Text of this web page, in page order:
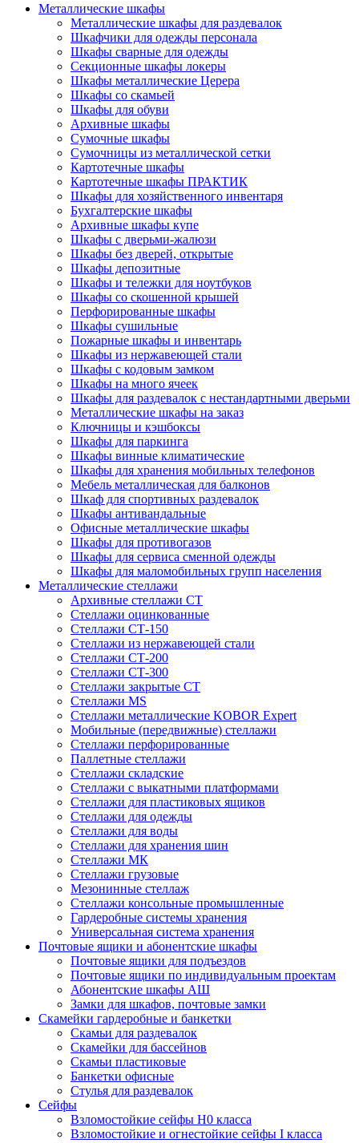
Металлические шкафы
Металлические шкафы для раздевалок
Шкафчики для одежды персонала
Шкафы сварные для одежды
Секционные шкафы локеры
Шкафы металлические Церера
Шкафы со скамьей
Шкафы для обуви
Архивные шкафы
Сумочные шкафы
Сумочницы из металлической сетки
Картотечные шкафы
Картотечные шкафы ПРАКТИК
Шкафы для хозяйственного инвентаря
Бухгалтерские шкафы
Архивные шкафы купе
Шкафы с дверьми-жалюзи
Шкафы без дверей, открытые
Шкафы депозитные
Шкафы и тележки для ноутбуков
Шкафы со скошенной крышей
Перфорированные шкафы
Шкафы сушильные
Пожарные шкафы и инвентарь
Шкафы из нержавеющей стали
Шкафы с кодовым замком
Шкафы на много ячеек
Шкафы для раздевалок с нестандартными дверьми
Металлические шкафы на заказ
Ключницы и кэшбоксы
Шкафы для паркинга
Шкафы винные климатические
Шкафы для хранения мобильных телефонов
Мебель металлическая для балконов
Шкаф для спортивных раздевалок
Шкафы антивандальные
Офисные металлические шкафы
Шкафы для противогазов
Шкафы для сервиса сменной одежды
Шкафы для маломобильных групп населения
Металлические стеллажи
Архивные стеллажи СТ
Стеллажи оцинкованные
Стеллажи СТ-150
Стеллажи из нержавеющей стали
Стеллажи СТ-200
Стеллажи СТ-300
Стеллажи закрытые СТ
Стеллажи MS
Стеллажи металлические KOBOR Expert
Мобильные (передвижные) стеллажи
Стеллажи перфорированные
Паллетные стеллажи
Стеллажи складские
Стеллажи с выкатными платформами
Стеллажи для пластиковых ящиков
Стеллажи для одежды
Стеллажи для воды
Стеллажи для хранения шин
Стеллажи МК
Стеллажи грузовые
Мезонинные стеллаж
Стеллажи консольные промышленные
Гардеробные системы хранения
Универсальная система хранения
Почтовые ящики и абонентские шкафы
Почтовые ящики для подъездов
Почтовые ящики по индивидуальным проектам
Абонентские шкафы АШ
Замки для шкафов, почтовые замки
Скамейки гардеробные и банкетки
Скамьи для раздевалок
Скамейки для бассейнов
Скамьи пластиковые
Банкетки офисные
Стулья для раздевалок
Сейфы
Взломостойкие сейфы H0 класса
Взломостойкие и огнестойкие сейфы I класса